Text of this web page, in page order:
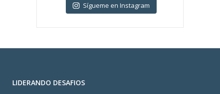
Sígueme en Instagram
LIDERANDO DESAFIOS